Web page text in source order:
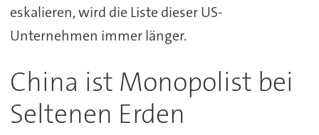
eskalieren, wird die Liste dieser US-
Unternehmen immer länger.
China ist Monopolist bei
Seltenen Erden